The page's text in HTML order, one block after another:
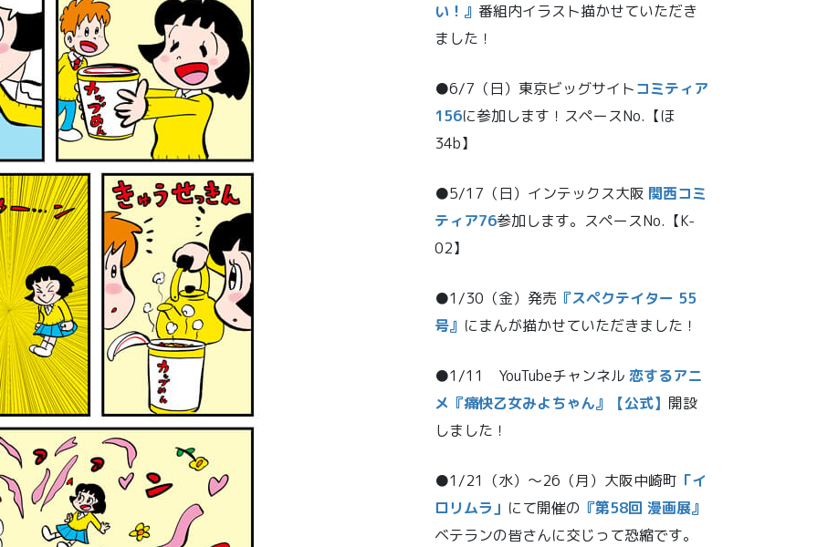
い！』 番組内イラスト描かせていただき
ました！
●6/7（日）東京ビッグサイトコミティア
156に参加します！スペースNo.【ほ
34b】
●5/17（日）インテックス大阪 関西コミ
ティア76参加します。スペースNo.【K-
02】
●1/30（金）発売 『スペクテイター 55
号』 にまんが描かせていただきました！
●1/11 YouTubeチャンネル恋するアニ
メ『痛快乙女みよちゃん』【公式】 開設
しました！
●1/21（水）～26（月）大阪中崎町 「イ
ロリムラ」 にて開催の 『第58回 漫画展』
ベテランの皆さんに交じって恐縮です。